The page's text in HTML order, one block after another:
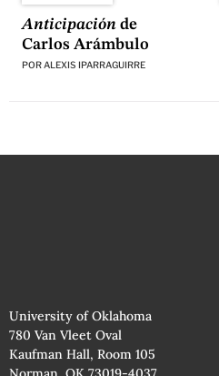
Anticipaciónde
Carlos Arámbulo
PORALEXIS IPARRAGUIRRE
University of Oklahoma
780 Van Vleet Oval
Kaufman Hall, Room 105